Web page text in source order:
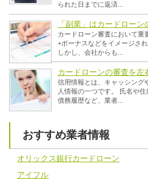
られた日までに返済...
「副業」はカードロー
カードローン審査において重
+ボーナスなどをイメージさ
しかし、会社からも...
カードローンの審査を左
信用情報とは、キャッシング
人情報の一つです。 氏名や
債務履歴など、業者...
おすすめ業者情報
オリックス銀行カードローン
アイフル